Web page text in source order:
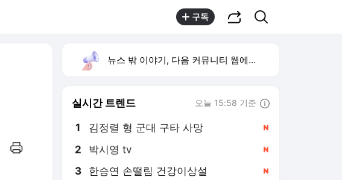
구독
뉴스 밖 이야기, 다음 커뮤니티 웹에서 보기
실시간 트렌드 오늘 15:58 기준
1 김정렬 형 군대 구타 사망
2 박시영 tv
3 한승연 손떨림 건강이상설